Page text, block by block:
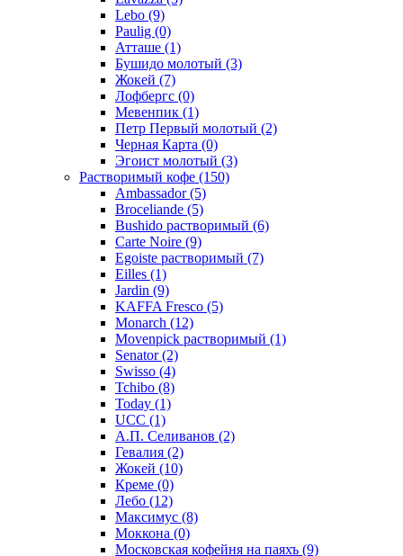
Lebo (9)
Paulig (0)
Атташе (1)
Бушидо молотый (3)
Жокей (7)
Лофбергс (0)
Мевенпик (1)
Петр Первый молотый (2)
Черная Карта (0)
Эгоист молотый (3)
Растворимый кофе (150)
Ambassador(5)
Broceliande (5)
Bushido растворимый (6)
Carte Noire (9)
Egoiste растворимый (7)
Eilles (1)
Jardin (9)
KAFFA Fresco (5)
Monarch (12)
Movenpick растворимый (1)
Senator(2)
Swisso (4)
Tchibo (8)
Today (1)
UCC (1)
А.П. Селиванов (2)
Гевалия (2)
Жокей (10)
Креме (0)
Лебо (12)
Максимус (8)
Моккона (0)
Московская кофейня на паяхъ (9)